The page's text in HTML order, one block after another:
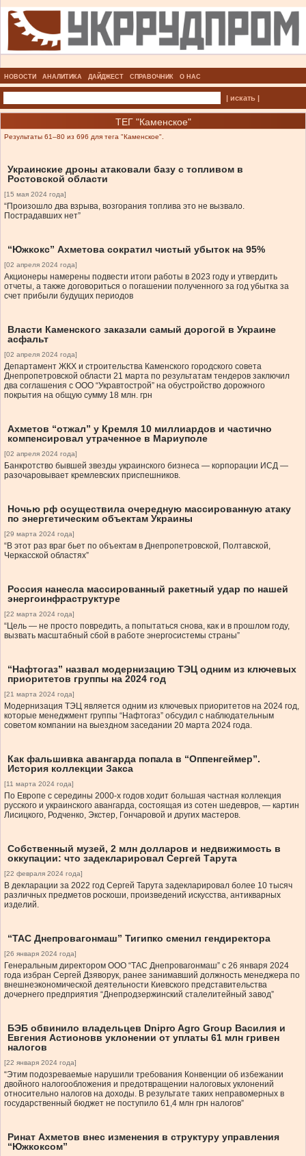
НОВОСТИ АНАЛИТИКА ДАЙДЖЕСТ СПРАВОЧНИК О НАС
| искать |
ТЕГ "Каменское"
Результаты 61–80 из 696 для тега "Каменское".
Украинские дроны атаковали базу с топливом в
Ростовской области
[15 мая 2024 года]
“Произошло два взрыва, возгорания топлива это не вызвало.
Пострадавших нет”
“Южкокс” Ахметова сократил чистый убыток на 95%
[02 апреля 2024 года]
Акционеры намерены подвести итоги работы в 2023 году и утвердить
отчеты, а также договориться о погашении полученного за год убытка за
счет прибыли будущих периодов
Власти Каменского заказали самый дорогой в Украине
асфальт
[02 апреля 2024 года]
Департамент ЖКХ и строительства Каменского городского совета
Днепропетровской области 21 марта по результатам тендеров заключил
два соглашения с ООО “Укравтострой” на обустройство дорожного
покрытия на общую сумму 18 млн. грн
Ахметов “отжал” у Кремля 10 миллиардов и частично
компенсировал утраченное в Мариуполе
[02 апреля 2024 года]
Банкротство бывшей звезды украинского бизнеса — корпорации ИСД —
разочаровывает кремлевских приспешников.
Ночью рф осуществила очередную массированную атаку
по энергетическим объектам Украины
[29 марта 2024 года]
“В этот раз враг бьет по объектам в Днепропетровской, Полтавской,
Черкасской областях”
Россия нанесла массированный ракетный удар по нашей
энергоинфраструктуре
[22 марта 2024 года]
“Цель — не просто повредить, а попытаться снова, как и в прошлом году,
вызвать масштабный сбой в работе энергосистемы страны”
“Нафтогаз” назвал модернизацию ТЭЦ одним из ключевых
приоритетов группы на 2024 год
[21 марта 2024 года]
Модернизация ТЭЦ является одним из ключевых приоритетов на 2024 год,
которые менеджмент группы “Нафтогаз” обсудил с наблюдательным
советом компании на выездном заседании 20 марта 2024 года.
Как фальшивка авангарда попала в “Оппенгеймер”.
История коллекции Закса
[11 марта 2024 года]
По Европе с середины 2000-х годов ходит большая частная коллекция
русского и украинского авангарда, состоящая из сотен шедевров, — картин
Лисицкого, Родченко, Экстер, Гончаровой и других мастеров.
Собственный музей, 2 млн долларов и недвижимость в
оккупации: что задекларировал Сергей Тарута
[22 февраля 2024 года]
В декларации за 2022 год Сергей Тарута задекларировал более 10 тысяч
различных предметов роскоши, произведений искусства, антикварных
изделий.
“ТАС Днепровагонмаш” Тигипко сменил гендиректора
[26 января 2024 года]
Генеральным директором ООО “ТАС Днепровагонмаш” с 26 января 2024
года избран Сергей Дзяворук, ранее занимавший должность менеджера по
внешнеэкономической деятельности Киевского представительства
дочернего предприятия “Днепродзержинский сталелитейный завод”
БЭБ обвинило владельцев Dnipro Agro Group Василия и
Евгения Астионовв уклонении от уплаты 61 млн гривен
налогов
[22 января 2024 года]
“Этим подозреваемые нарушили требования Конвенции об избежании
двойного налогообложения и предотвращении налоговых уклонений
относительно налогов на доходы. В результате таких неправомерных в
государственный бюджет не поступило 61,4 млн грн налогов”
Ринат Ахметов внес изменения в структуру управления
“Южкоксом”